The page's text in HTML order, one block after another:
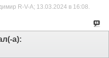
R-V-A; 13.03.2024 в 16:08
а):